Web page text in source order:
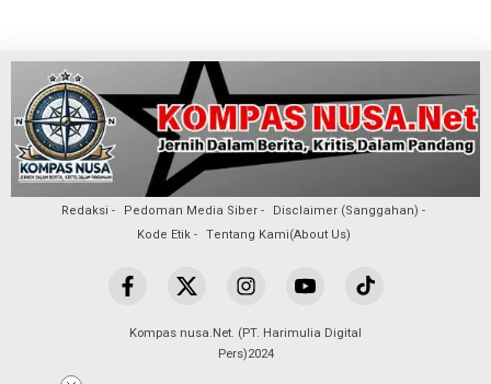
Redaksi Pedoman Media Siber
Disclaimer (Sanggahan)
Kode Etik
Tentang Kami(About Us)
Kompas nusa.Net. (PT. Harimulia Digital
Pers)2024